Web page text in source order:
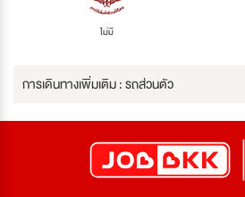
ไม่มี
การเดินทางเพิ่มเติม : รถส่วนตัว